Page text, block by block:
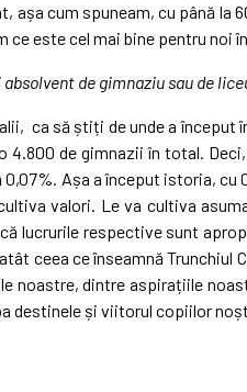
cum spuneam, cu până
este cel mai bine pentru noi
de gimnaziu sau de
ca să știți de unde a început
de gimnazii în total.
Așa a început istoria, cu
valori. Le va cultiva
lucrurile respective sunt
ceea ce înseamnă Trunchiul
dintre aspirațiile
destinele și viitorul copiilor